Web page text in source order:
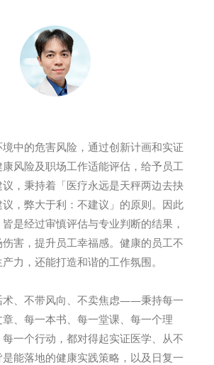
中的危害风险，通过创新计画和实证
风险及职场工作适能评估，给予员工
，秉持着「医疗永远是天秤两边去抉
，弊大于利：不建议」的原则。因此
是经过审慎评估与专业判断的结果，
害，提升员工幸福感。健康的员工不
力，还能打造和谐的工作氛围。
术、不带风向、不卖焦虑——秉持每一
、每一本书、每一堂课、每一个理
一个行动，都对得起实证医学、从不
能落地的健康实践策略，以及日复一